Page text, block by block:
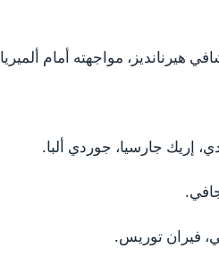
هيرنانديز، مواجهته أمام
إريك جارسيا، جوردي ألبا.
فيران توريس.